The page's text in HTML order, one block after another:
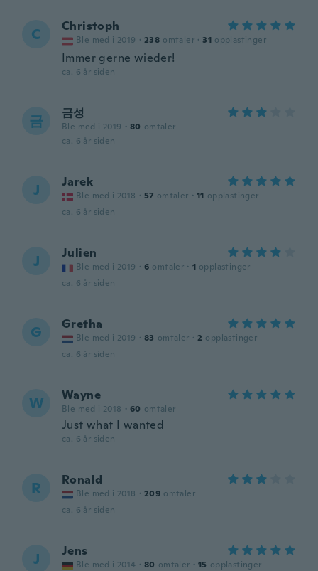
C Christoph
Ble med i 2019 · 238 omtaler · 31 opplastinger
Immer gerne wieder!
ca. 6 år siden
금 금성
Ble med i 2019 · 80 omtaler
ca. 6 år siden
J Jarek
Ble med i 2018 · 57 omtaler · 11 opplastinger
ca. 6 år siden
J Julien
Ble med i 2019 · 6 omtaler · 1 opplastinger
ca. 6 år siden
G Gretha
Ble med i 2019 · 83 omtaler · 2 opplastinger
ca. 6 år siden
W Wayne
Ble med i 2018 · 60 omtaler
Just what I wanted
ca. 6 år siden
R Ronald
Ble med i 2018 · 209 omtaler
ca. 6 år siden
J Jens
Ble med i 2014 · 80 omtaler · 15 opplastinger